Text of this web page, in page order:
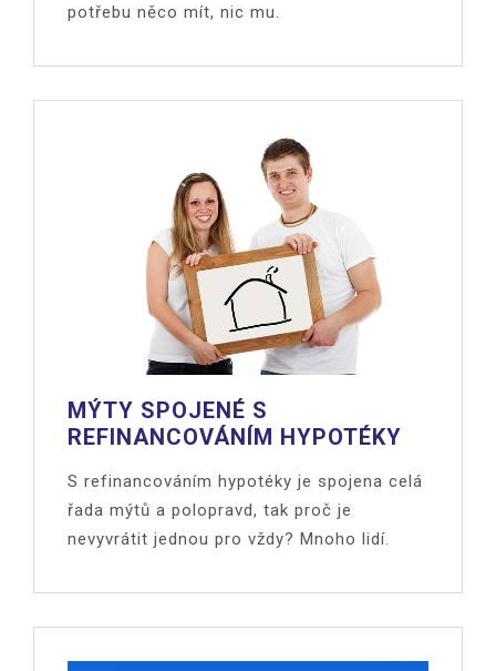
potřebu něco mít, nic mu.
MÝTY SPOJENÉ S
REFINANCOVÁNÍM HYPOTÉKY
S refinancováním hypotéky je spojena celá
řada mýtů a polopravd, tak proč je
nevyvrátit jednou pro vždy? Mnoho lidí.